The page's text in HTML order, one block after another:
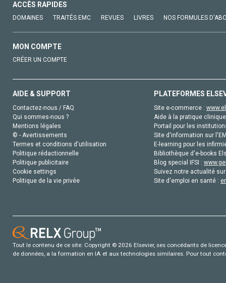
ACCÈS RAPIDES
DOMAINES TRAITÉS EMC REVUES LIVRES NOS FORMULES
MON COMPTE
CRÉER UN COMPTE
AIDE & SUPPORT
Contactez-nous / FAQ
Qui sommes-nous ?
Mentions légales
© - Avertissements
Termes et conditions d'utilisation
Politique rédactionnelle
Politique publicitaire
Cookie settings
Politique de la vie privée
PLATEFORMES
Site e-commerce :
Aide à la pratique
Portail pour les
Site d'information sur
E-learning pour les
Bibliothèque d'e-books
Blog special IFSI :
Suivez notre actualité
Site d'emploi en santé :
Tout le contenu de ce site: Copyright © 2026 Elsevier, ses concédants de
de données, a la formation en IA et aux technologies similaires. Pour tout